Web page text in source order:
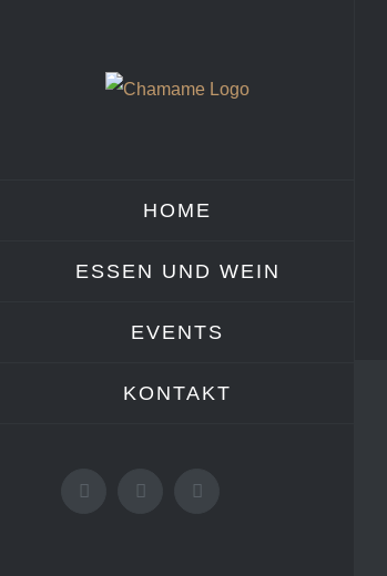
HOME
ESSEN UND WEIN
EVENTS
KONTAKT
FacebookInstagram
E-